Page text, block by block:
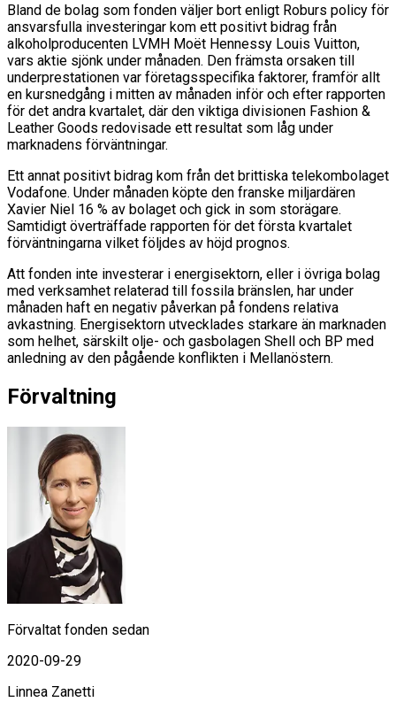
Bland de bolag som fonden väljer bort enligt Roburs policy för
ansvarsfulla investeringar kom ett positivt bidrag från
alkoholproducenten LVMH Moët Hennessy Louis Vuitton,
vars aktie sjönk under månaden. Den främsta orsaken till
underprestationen var företagsspecifika faktorer, framför allt
en kursnedgång i mitten av månaden inför och efter rapporten
för det andra kvartalet, där den viktiga divisionen Fashion &
Leather Goods redovisade ett resultat som låg under
marknadens förväntningar.
Ett annat positivt bidrag kom från det brittiska telekombolaget
Vodafone. Under månaden köpte den franske miljardären
Xavier Niel 16 % av bolaget och gick in som storägare.
Samtidigt överträffade rapporten för det första kvartalet
förväntningarna vilket följdes av höjd prognos.
Att fonden inte investerar i energisektorn, eller i övriga bolag
med verksamhet relaterad till fossila bränslen, har under
månaden haft en negativ påverkan på fondens relativa
avkastning. Energisektorn utvecklades starkare än marknaden
som helhet, särskilt olje- och gasbolagen Shell och BP med
anledning av den pågående konflikten i Mellanöstern.
Förvaltning
Förvaltat fonden sedan
2020-09-29
Linnea Zanetti